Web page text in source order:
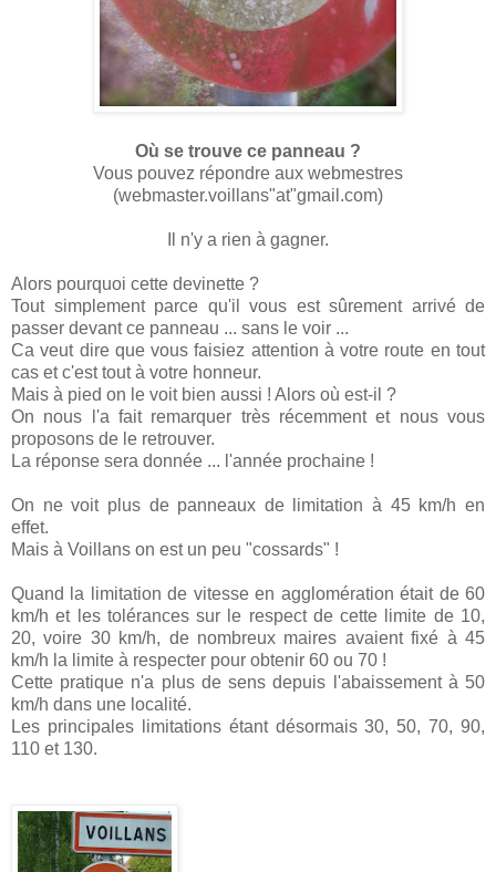
Où se trouve ce panneau ?
Vous pouvez répondre aux webmestres
(webmaster.voillans"at"gmail.com)
Il n'y a rien à gagner.
Alors pourquoi cette devinette ?
Tout simplement parce qu'il vous est sûrement arrivé de
passer devant ce panneau ... sans le voir ...
Ca veut dire que vous faisiez attention à votre route en tout
cas et c'est tout à votre honneur.
Mais à pied on le voit bien aussi ! Alors où est-il ?
On nous l'a fait remarquer très récemment et nous vous
proposons de le retrouver.
La réponse sera donnée ... l'année prochaine !
On ne voit plus de panneaux de limitation à 45 km/h en
effet.
Mais à Voillans on est un peu "cossards" !
Quand la limitation de vitesse en agglomération était de 60
km/h et les tolérances sur le respect de cette limite de 10,
20, voire 30 km/h, de nombreux maires avaient fixé à 45
km/h la limite à respecter pour obtenir 60 ou 70 !
Cette pratique n'a plus de sens depuis l'abaissement à 50
km/h dans une localité.
Les principales limitations étant désormais 30, 50, 70, 90,
110 et 130.